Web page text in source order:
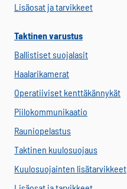
Lisäosat ja tarvikkeet
Taktinen varustus
Ballistiset suojalasit
Haalarikamerat
Operatiiviset kenttäkännykät
Piilokommunikaatio
Rauniopelastus
Taktinen kuulosuojaus
Kuulosuojainten lisätarvikkeet